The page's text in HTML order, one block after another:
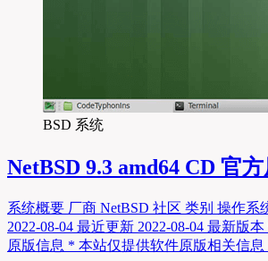
BSD 系统
NetBSD 9.3 amd64 CD 官
系统概要 厂商 NetBSD 社区 类别 操作系
2022-08-04 最近更新 2022-08-04 最新版
原版信息 * 本站仅提供软件原版相关信